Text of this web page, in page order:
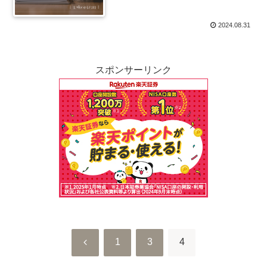
2024.08.31
スポンサーリンク
前 1 3 4